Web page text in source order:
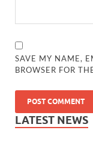
SAVE MY NAME,
BROWSER FOR
LATEST NEWS